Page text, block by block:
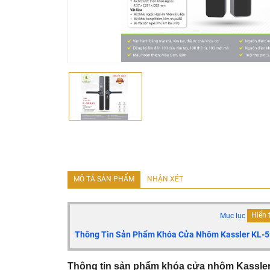
MÔ TẢ SẢN PHẨM NHẬN XÉT
Mục lục Hiển
Thông Tin Sản Phẩm Khóa Cửa Nhôm KasslerKL-
Thông tin sản phẩm khóa cửa nhôm